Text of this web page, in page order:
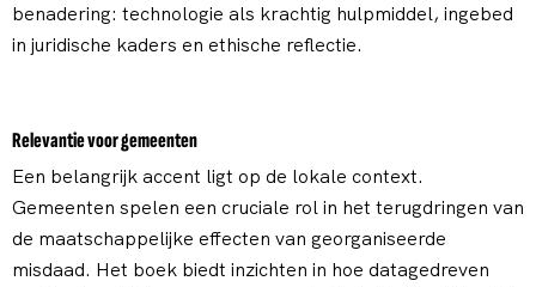
benadering: technologie als krachtig hulpmiddel, ingebed
in juridische kaders en ethische reflectie.
Relevantie voor gemeenten
Een belangrijk accent ligt op de lokale context.
Gemeenten spelen een cruciale rol in het terugdringen van
de maatschappelijke effecten van georganiseerde
misdaad. Het boek biedt inzichten in hoe datagedreven